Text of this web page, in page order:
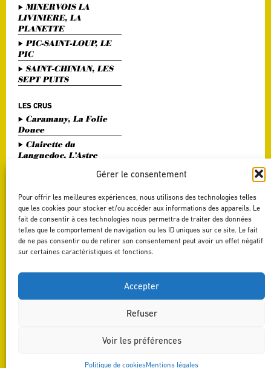
Gérer le consentement
Pour offrir les meilleures expériences, nous utilisons des technologies telles
que les cookies pour stocker et/ou accéder aux informations des appareils. Le
fait de consentir à ces technologies nous permettra de traiter des données
telles que le comportement de navigation ou les ID uniques sur ce site. Le fait
de ne pas consentir ou de retirer son consentement peut avoir un effet négatif
sur certaines caractéristiques et fonctions.
Accepter
Refuser
Voir les préférences
Politique de cookiesMentions légales
MINERVOIS LA
LIVINIERE, LA
PLANETTE
PIC-SAINT-LOUP, LE
PIC
SAINT-CHINIAN, LES
SEPT PUITS
LES CRUS
Caramany, La Folie
Douce
Clairette du
Languedoc, L’Astre
Haute Vallée de l'Orb,
Pézenas, Entre Amis
Saint Chinian, Le
Saint Festin Blanc
Terrasses du Larzac,
L'Art du Vers
Terrasses du Larzac,